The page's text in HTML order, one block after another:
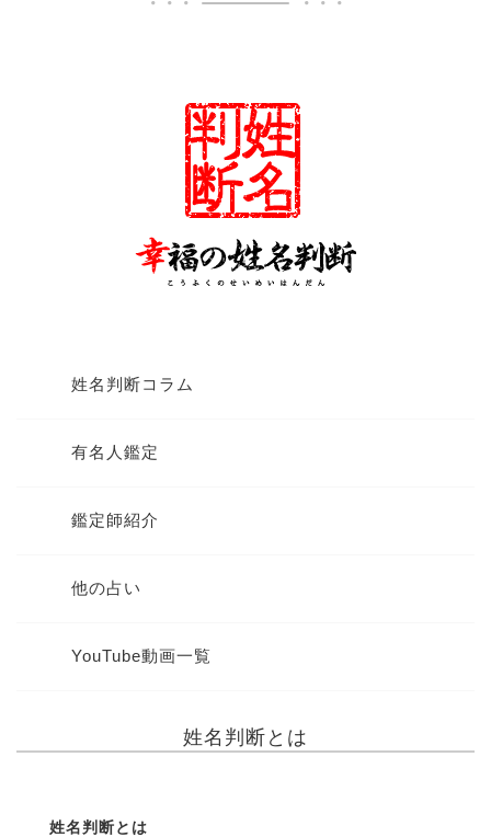
姓名判断コラム
有名人鑑定
鑑定師紹介
他の占い
YouTube動画一覧
姓名判断とは
姓名判断とは